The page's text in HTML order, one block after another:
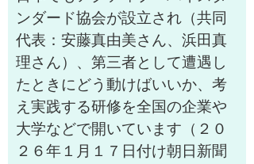
ンダード協会が設立され（共同
代表：安藤真由美さん、浜田真
理さん） 、第三者として遭遇し
たときにどう動けばいいか、考
え実践する研修を全国の企業や
大学などで開いています（２０
２６年１月１７日付け朝日新聞